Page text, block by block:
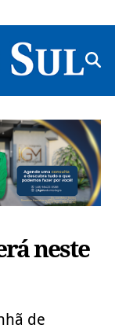
neste
de